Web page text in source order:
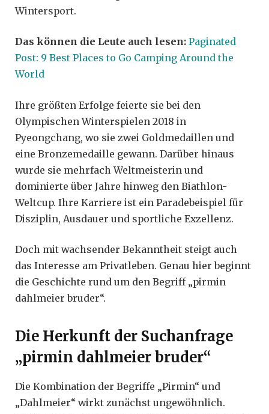
Wintersport.
Das können die Leute auch lesen: Paginated
Post: 9 Best Places to Go Camping Around the
World
Ihre größten Erfolge feierte sie bei den
Olympischen Winterspielen 2018 in
Pyeongchang, wo sie zwei Goldmedaillen und
eine Bronzemedaille gewann. Darüber hinaus
wurde sie mehrfach Weltmeisterin und
dominierte über Jahre hinweg den Biathlon-
Weltcup. Ihre Karriere ist ein Paradebeispiel für
Disziplin, Ausdauer und sportliche Exzellenz.
Doch mit wachsender Bekanntheit steigt auch
das Interesse am Privatleben. Genau hier beginnt
die Geschichte rund um den Begriff „pirmin
dahlmeier bruder“.
Die Herkunft der Suchanfrage
„pirmin dahlmeier bruder“
Die Kombination der Begriffe „Pirmin“ und
„Dahlmeier“ wirkt zunächst ungewöhnlich.